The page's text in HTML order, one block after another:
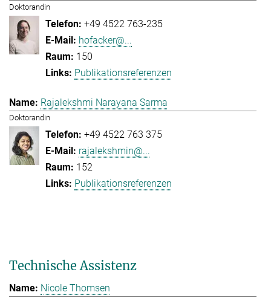
Doktorandin
+49 4522 763-235
hofacker@...
150
Publikationsreferenzen
Rajalekshmi Narayana Sarma
Doktorandin
+49 4522 763 375
rajalekshmin@...
152
Publikationsreferenzen
Technische Assistenz
Nicole Thomsen